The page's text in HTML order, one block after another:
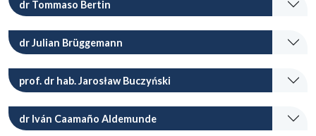
dr Tommaso Bertin
dr Julian Brüggemann
prof. dr hab. Jarosław Buczyński
dr Iván Caamaño Aldemunde